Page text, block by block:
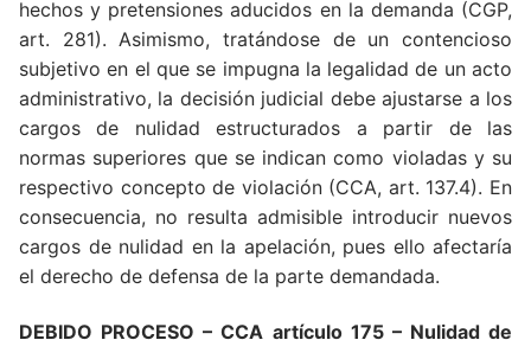
hechos y pretensiones aducidos en la demanda (CGP,
art. 281). Asimismo, tratándose de un contencioso
subjetivo en el que se impugna la legalidad de un acto
administrativo, la decisión judicial debe ajustarse a los
cargos de nulidad estructurados a partir de las
normas superiores que se indican como violadas y su
respectivo concepto de violación (CCA, art. 137.4). En
consecuencia, no resulta admisible introducir nuevos
cargos de nulidad en la apelación, pues ello afectaría
el derecho de defensa de la parte demandada.
DEBIDO PROCESO– CCA artículo 175 – Nulidad de